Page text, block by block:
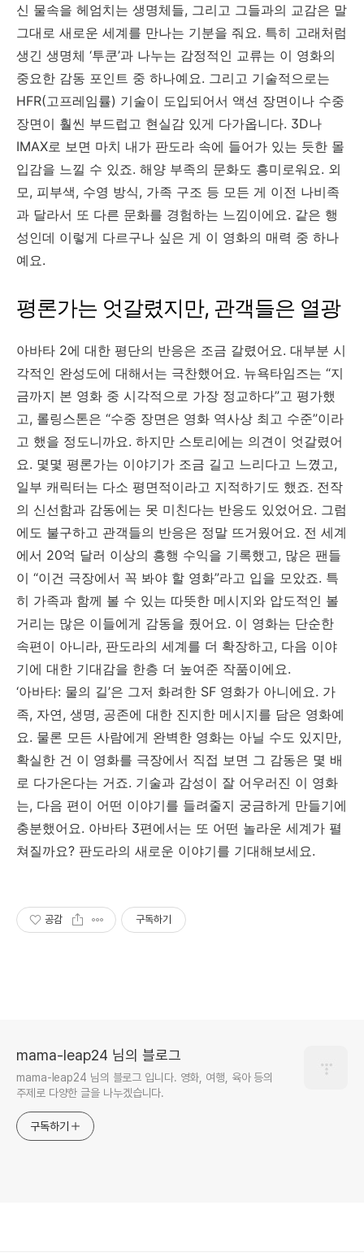
신 물속을 헤엄치는 생명체들, 그리고 그들과의 교감은 말
그대로 새로운 세계를 만나는 기분을 줘요. 특히 고래처럼
생긴 생명체 ‘투쿤’과 나누는 감정적인 교류는 이 영화의
중요한 감동 포인트 중 하나예요. 그리고 기술적으로는
HFR(고프레임률) 기술이 도입되어서 액션 장면이나 수중
장면이 훨씬 부드럽고 현실감 있게 다가옵니다. 3D나
IMAX로 보면 마치 내가 판도라 속에 들어가 있는 듯한 몰
입감을 느낄 수 있죠. 해양 부족의 문화도 흥미로워요. 외
모, 피부색, 수영 방식, 가족 구조 등 모든 게 이전 나비족
과 달라서 또 다른 문화를 경험하는 느낌이에요. 같은 행
성인데 이렇게 다르구나 싶은 게 이 영화의 매력 중 하나
예요.
평론가는 엇갈렸지만, 관객들은 열광
아바타 2에 대한 평단의 반응은 조금 갈렸어요. 대부분 시
각적인 완성도에 대해서는 극찬했어요. 뉴욕타임즈는 “지
금까지 본 영화 중 시각적으로 가장 정교하다”고 평가했
고, 롤링스톤은 “수중 장면은 영화 역사상 최고 수준”이라
고 했을 정도니까요. 하지만 스토리에는 의견이 엇갈렸어
요. 몇몇 평론가는 이야기가 조금 길고 느리다고 느꼈고,
일부 캐릭터는 다소 평면적이라고 지적하기도 했죠. 전작
의 신선함과 감동에는 못 미친다는 반응도 있었어요. 그럼
에도 불구하고 관객들의 반응은 정말 뜨거웠어요. 전 세계
에서 20억 달러 이상의 흥행 수익을 기록했고, 많은 팬들
이 “이건 극장에서 꼭 봐야 할 영화”라고 입을 모았죠. 특
히 가족과 함께 볼 수 있는 따뜻한 메시지와 압도적인 볼
거리는 많은 이들에게 감동을 줬어요. 이 영화는 단순한
속편이 아니라, 판도라의 세계를 더 확장하고, 다음 이야
기에 대한 기대감을 한층 더 높여준 작품이에요.
‘아바타: 물의 길’은 그저 화려한 SF 영화가 아니에요. 가
족, 자연, 생명, 공존에 대한 진지한 메시지를 담은 영화예
요. 물론 모든 사람에게 완벽한 영화는 아닐 수도 있지만,
확실한 건 이 영화를 극장에서 직접 보면 그 감동은 몇 배
로 다가온다는 거죠. 기술과 감성이 잘 어우러진 이 영화
는, 다음 편이 어떤 이야기를 들려줄지 궁금하게 만들기에
충분했어요. 아바타 3편에서는 또 어떤 놀라운 세계가 펼
쳐질까요? 판도라의 새로운 이야기를 기대해보세요.
공감 구독하기
mama-leap24 님의 블로그
mama-leap24 님의 블로그 입니다. 영화, 여행, 육아 등의
주제로 다양한 글을 나누겠습니다.
구독하기